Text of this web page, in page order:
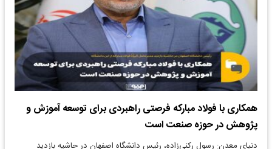
همکاری با فولاد مبارکه فرصتی راهبردی برای توسعه آموزش و
پژوهش در حوزه صنعت است
دنیای معدن: رسول رکنی‌زاده، رئیس دانشگاه اصفهان در حاشیه بازدید